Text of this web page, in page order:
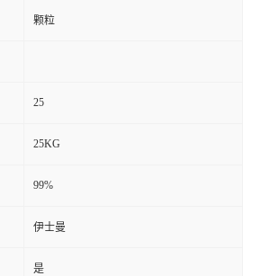
颗粒
25
25KG
99%
伊士曼
是